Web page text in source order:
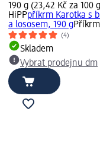
190 g (23,42 Kč za 100
HiPPpříkrm Karotka s
a lososem, 190 g
(4)
Skladem
Vybrat prodejnu dm